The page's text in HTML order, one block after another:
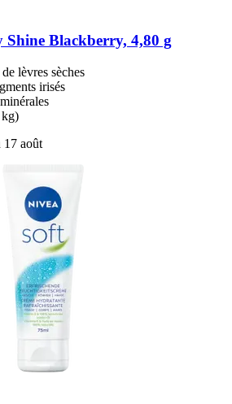
Blackberry, 4,80 g
lèvres sèches
irisés
17 août